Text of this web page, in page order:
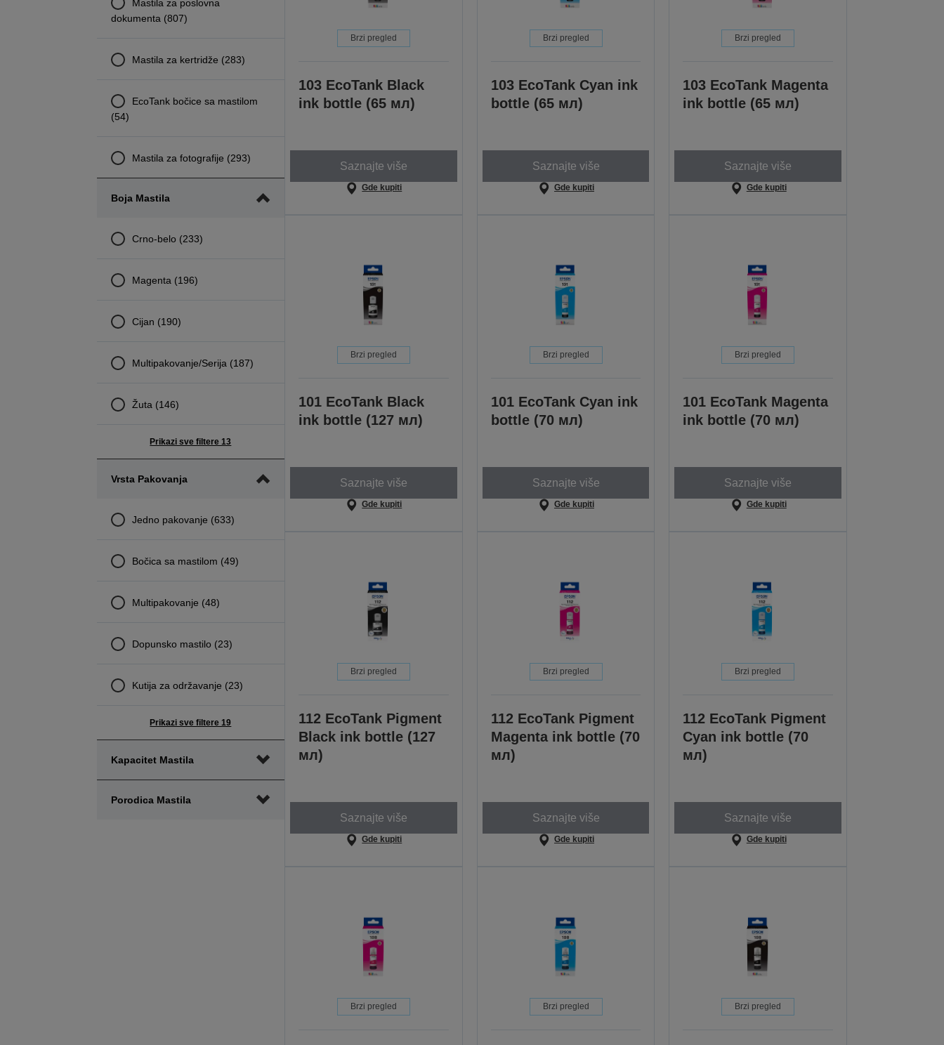
Mastila za poslovna
dokumenta (807)
Mastila za kertridže (283)
EcoTank bočice sa mastilom
(54)
Mastila za fotografije (293)
Boja Mastila
Crno-belo (233)
Magenta (196)
Cijan (190)
Multipakovanje/Serija (187)
Žuta (146)
Prikazi sve filtere 13
Vrsta Pakovanja
Jedno pakovanje (633)
Bočica sa mastilom (49)
Multipakovanje (48)
Dopunsko mastilo (23)
Kutija za održavanje (23)
Prikazi sve filtere 19
Kapacitet Mastila
Porodica Mastila
Brzi pregled
103 EcoTank Black
ink bottle (65 мл)
Saznajte više
Gde kupiti
Brzi pregled
103 EcoTank Cyan ink
bottle (65 мл)
Saznajte više
Gde kupiti
Brzi pregled
103 EcoTank Magenta
ink bottle (65 мл)
Saznajte više
Gde kupiti
Brzi pregled
101 EcoTank Black
ink bottle (127 мл)
Saznajte više
Gde kupiti
Brzi pregled
101 EcoTank Cyan ink
bottle (70 мл)
Saznajte više
Gde kupiti
Brzi pregled
101 EcoTank Magenta
ink bottle (70 мл)
Saznajte više
Gde kupiti
Brzi pregled
112 EcoTank Pigment
Black ink bottle (127
мл)
Saznajte više
Gde kupiti
Brzi pregled
112 EcoTank Pigment
Magenta ink bottle (70
мл)
Saznajte više
Gde kupiti
Brzi pregled
112 EcoTank Pigment
Cyan ink bottle (70
мл)
Saznajte više
Gde kupiti
Brzi pregled Brzi pregled Brzi pregled